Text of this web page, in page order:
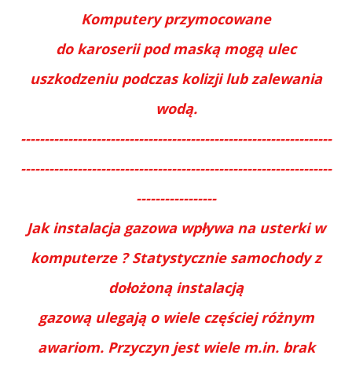
Komputery przymocowane
do karoserii pod maską mogą ulec
uszkodzeniu podczas kolizji lub zalewania
wodą.
------------------------------------------------------------------
------------------------------------------------------------------
-----------------
Jak instalacja gazowa wpływa na usterki w
komputerze ? Statystycznie samochody z
dołożoną instalacją
gazową ulegają o wiele częściej różnym
awariom. Przyczyn jest wiele m.in. brak